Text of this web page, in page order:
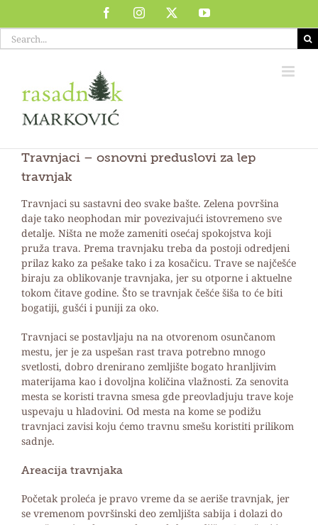
content
FacebookInstagram YouTube
Search
for:
Travnjaci – osnovni preduslovi za lep
travnjak
Travnjaci su sastavni deo svake bašte. Zelena površina
daje tako neophodan mir povezivajući istovremeno sve
detalje. Ništa ne može zameniti osećaj spokojstva koji
pruža trava. Prema travnjaku treba da postoji odredjeni
prilaz kako za pešake tako i za kosačicu. Trave se najčešće
biraju za oblikovanje travnjaka, jer su otporne i aktuelne
tokom čitave godine. Što se travnjak češće šiša to će biti
bogatiji, gušći i puniji za oko.
Travnjaci se postavljaju na na otvorenom osunčanom
mestu, jer je za uspešan rast trava potrebno mnogo
svetlosti, dobro drenirano zemljište bogato hranljivim
materijama kao i dovoljna količina vlažnosti. Za senovita
mesta se koristi travna smesa gde preovladjuju trave koje
uspevaju u hladovini. Od mesta na kome se podižu
travnjaci zavisi koju ćemo travnu smešu koristiti prilikom
sadnje.
Areacija travnjaka
Početak proleća je pravo vreme da se aeriše travnjak, jer
se vremenom površinski deo zemljišta sabija i dolazi do